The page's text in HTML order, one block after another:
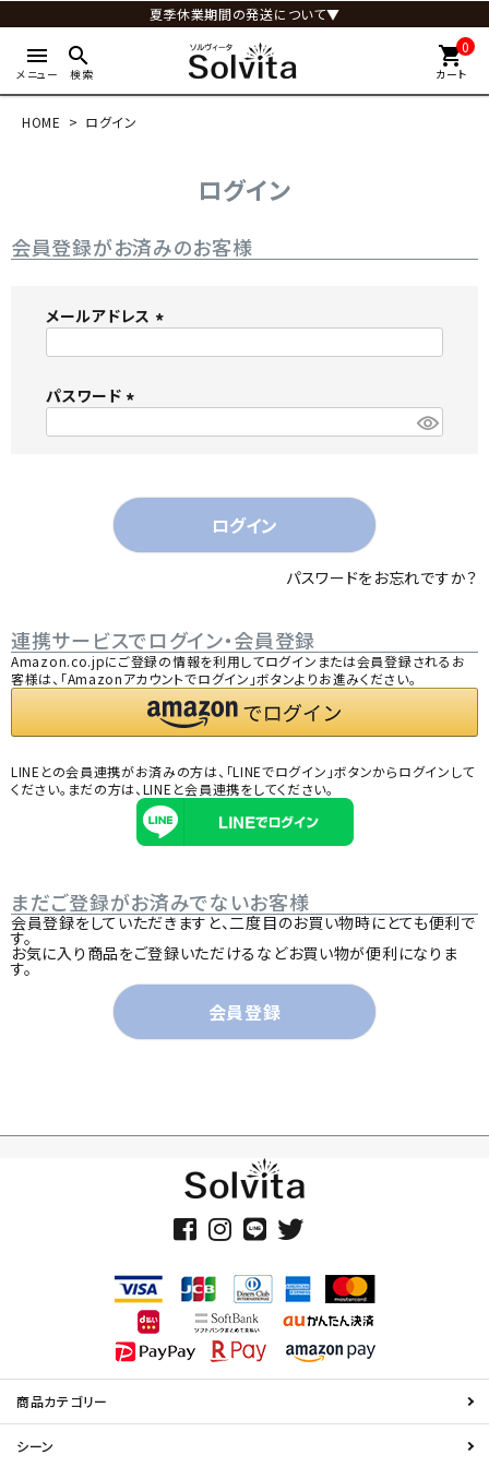
夏季休業期間の発送について▼
menu
メニュー
search
検索
0
shopping_cart
カート
HOME ログイン
ログイン
会員登録がお済みのお客様
メールアドレス
パスワード
)
ログイン
パスワードをお忘れですか？
連携サービスでログイン・会員登録
Amazon.co.jpにご登録の情報を利用してログインまたは会員登録されるお
客様は、「Amazonアカウントでログイン」ボタンよりお進みください。
LINEとの会員連携がお済みの方は、「LINEでログイン」ボタンからログインして
ください。まだの方は、 LINEと会員連携をしてください。
まだご登録がお済みでないお客様
会員登録をしていただきますと、二度目のお買い物時にとても便利で
す。
お気に入り商品をご登録いただけるなどお買い物が便利になりま
す。
会員登録
商品カテゴリー
シーン